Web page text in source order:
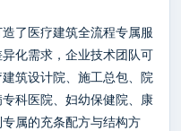
了医疗建筑全流程专属服
化需求，企业技术团队可
筑设计院、施工总包、院
科医院、妇幼保健院、康
属的充条配方与结构方